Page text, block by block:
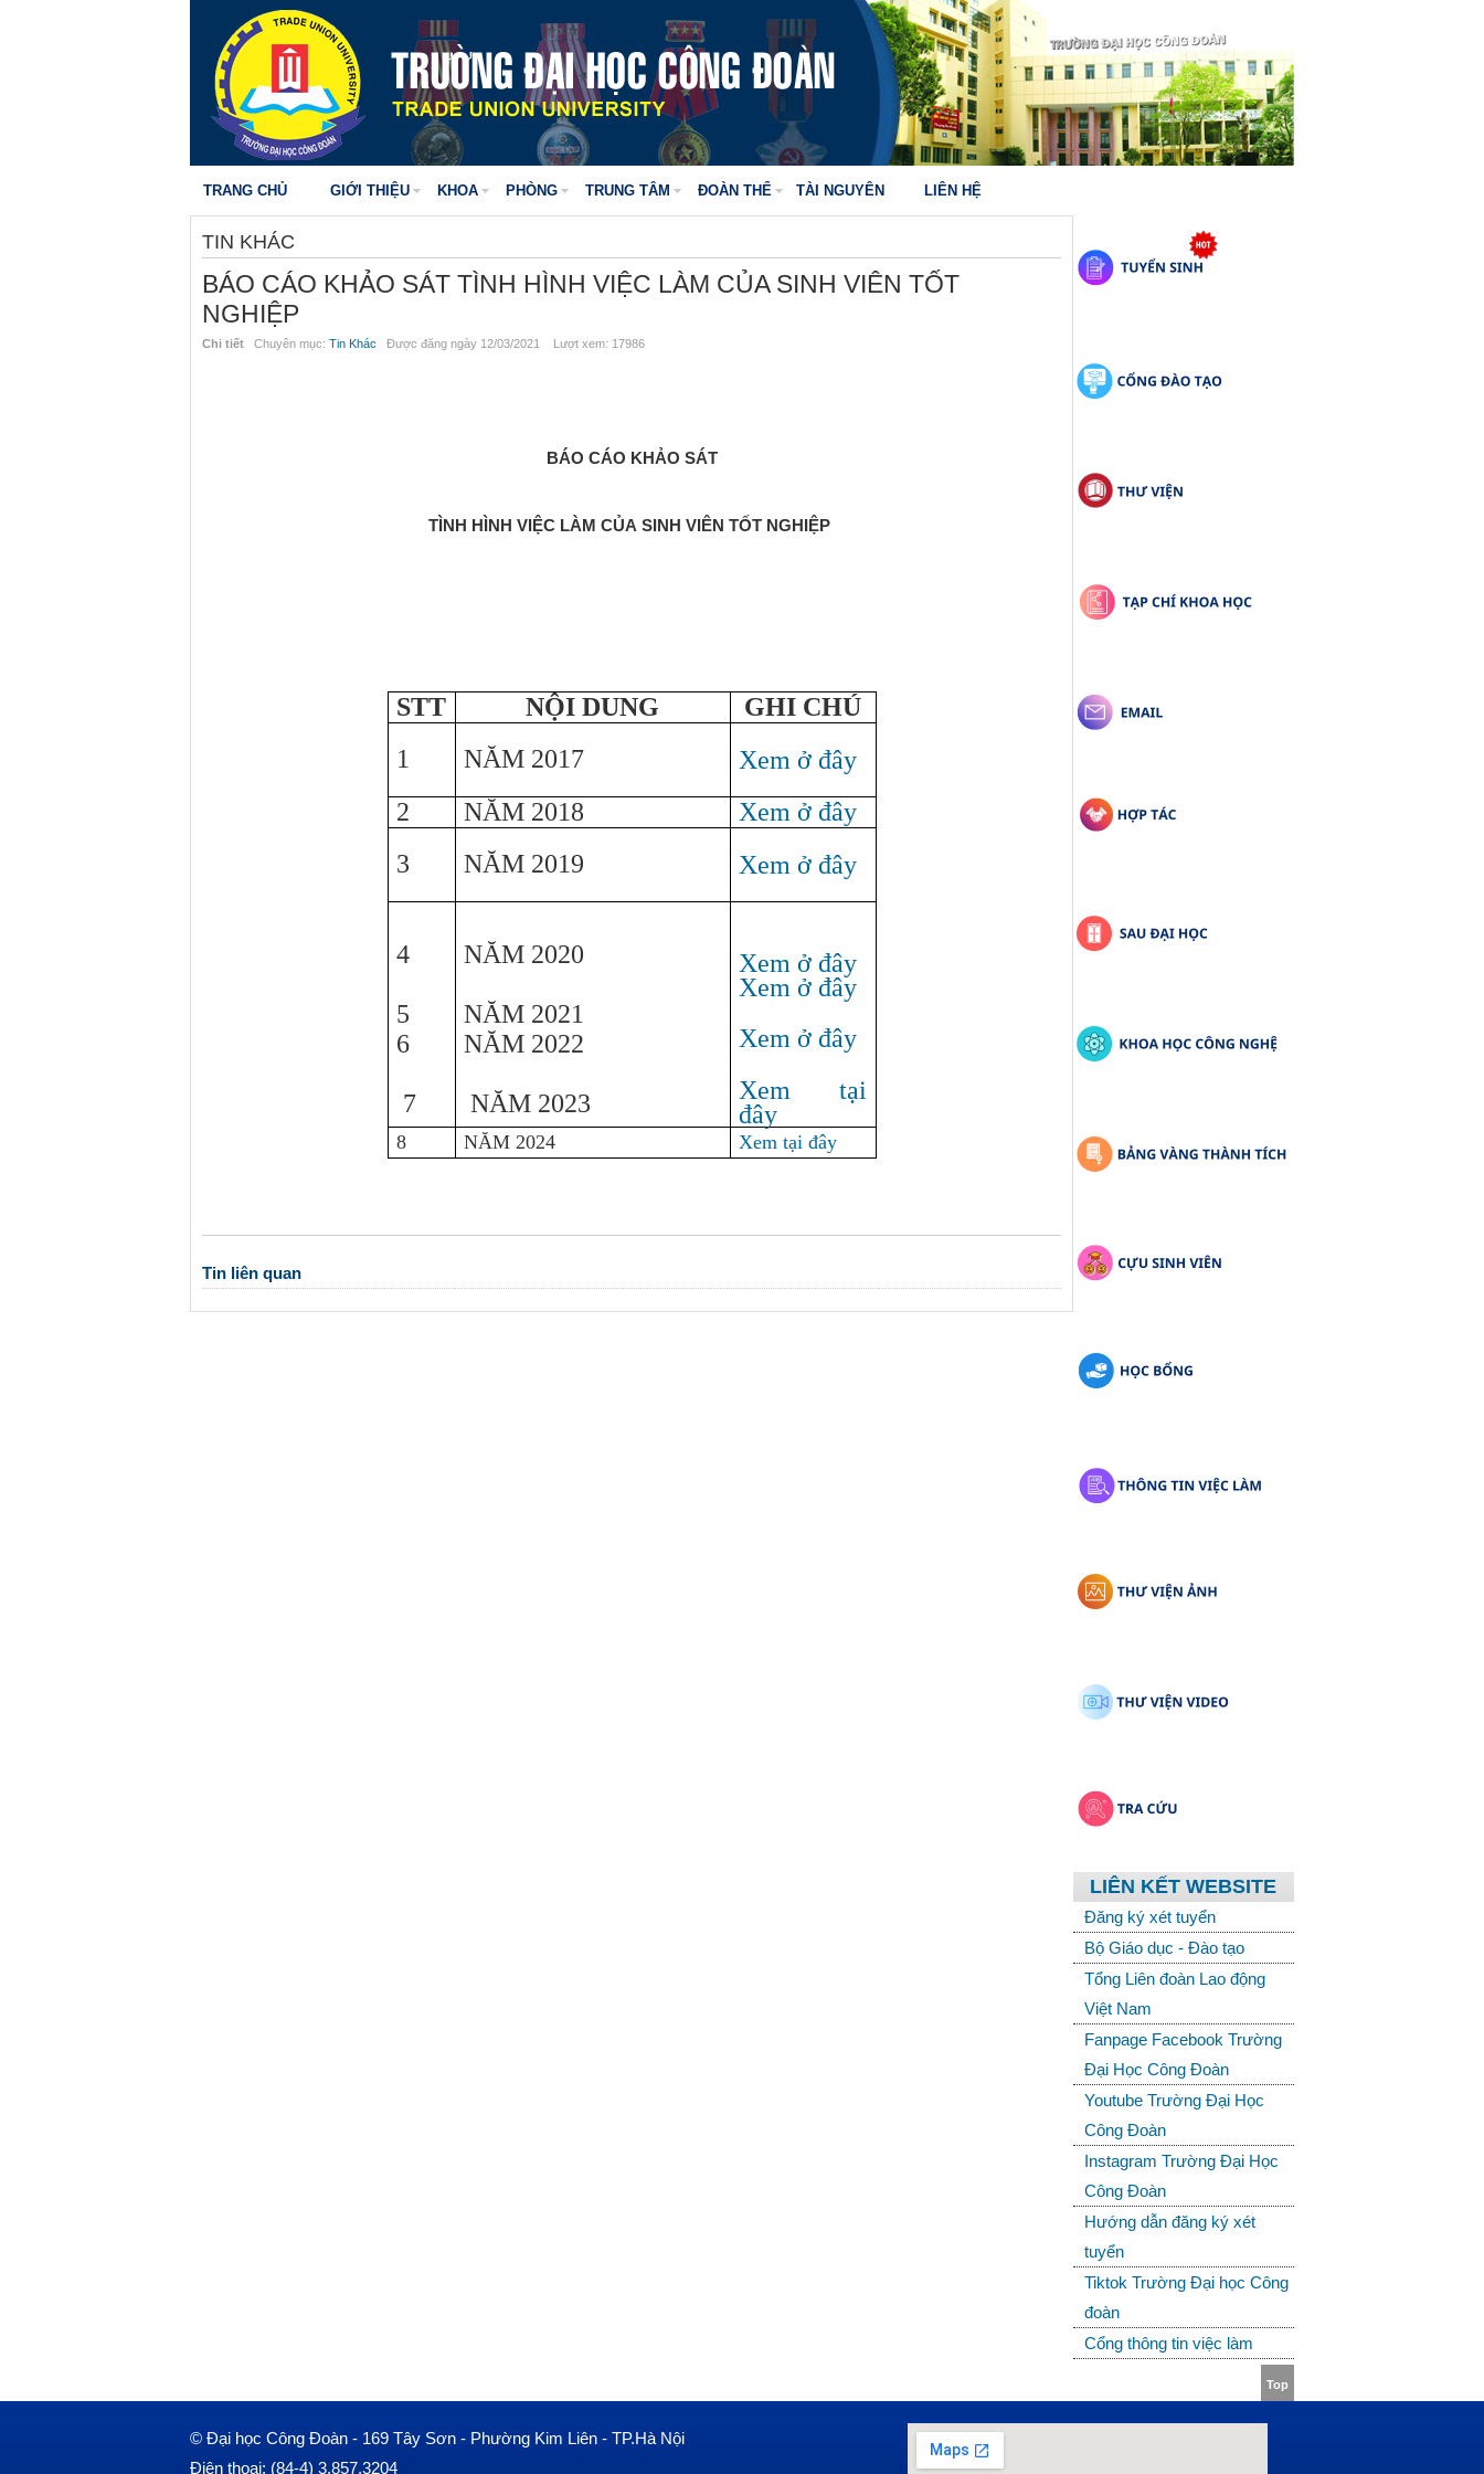
TRANG CHỦ GIỚI THIỆU KHOA PHÒNG TRUNG TÂM ĐOÀN THỂ TÀI NGUYÊN LIÊN HỆ
TIN KHÁC
BÁO CÁO KHẢO SÁT TÌNH HÌNH VIỆC LÀM CỦA SINH VIÊN TỐT
NGHIỆP
Chi tiết Chuyên mục: Tin Khác Được đăng ngày 12/03/2021 Lượt xem: 17986
BÁO CÁO KHẢO SÁT
TÌNH HÌNH VIỆC LÀM CỦA SINH VIÊN TỐT NGHIỆP
STT NỘI DUNG
GHI CHÚ
1
NĂM 2017
Xem ở đây
2
NĂM 2018
Xem ở đây
3
NĂM 2019 Xem ở đây
4
5
6
7
NĂM 2020
NĂM 2021
NĂM 2022
NĂM 2023
Xem ở đây
Xem ở đây
Xem ở đây
Xem tại
đây
8 NĂM 2024 Xem tại đây
Tin liên quan
LIÊN KẾT WEBSITE
Đăng ký xét tuyển
Bộ Giáo dục - Đào tạo
Tổng Liên đoàn Lao động
Việt Nam
Fanpage Facebook Trường
Đại Học Công Đoàn
Youtube Trường Đại Học
Công Đoàn
Instagram Trường Đại Học
Công Đoàn
Hướng dẫn đăng ký xét
tuyển
Tiktok Trường Đại học Công
đoàn
Cổng thông tin việc làm
Top
© Đại học Công Đoàn - 169 Tây Sơn - Phường Kim Liên - TP.Hà Nội
Điện thoại: (84-4) 3.857.3204